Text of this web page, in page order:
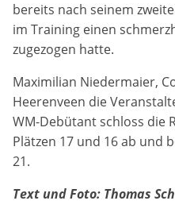
bereits nach seinem
im Training einen
zugezogen hatte.
Maximilian Niedermaier,
Heerenveen die
WM-Debütant schloss die
Plätzen 17 und 16 ab und
21.
Text und Foto: Thomas
Google Analytics
Name:
Anbieter:
Google LLC
Website-Nutzung.